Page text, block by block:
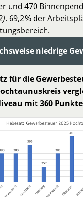
und 470
. 69,2 % der
niedrige
für die
mit 360